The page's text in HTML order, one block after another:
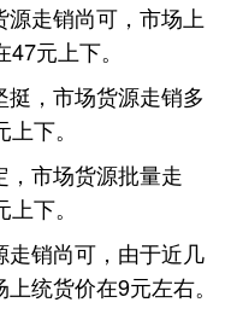
走销尚可，市场上
元上下。
，市场货源走销多
下。
市场货源批量走
下。
销尚可，由于近几
统货价在9元左右。